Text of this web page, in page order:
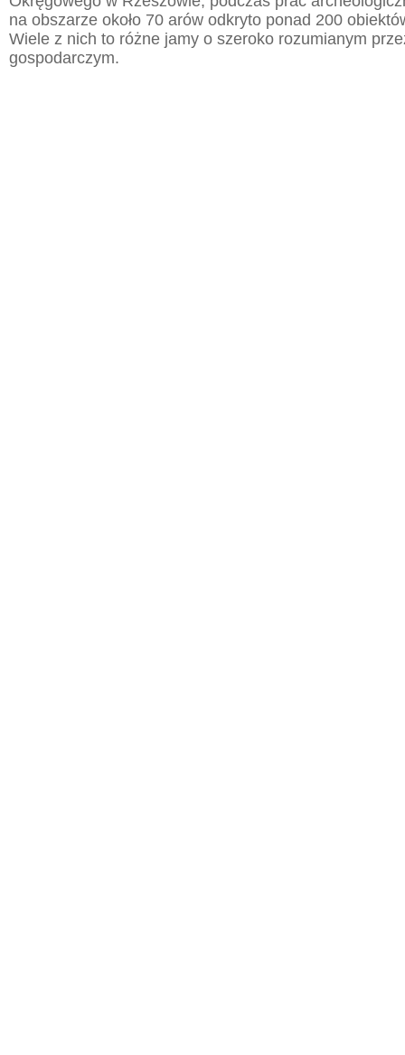
na obszarze około 70 arów odkryto ponad 200
Wiele z nich to różne jamy o szeroko rozumianym
gospodarczym.